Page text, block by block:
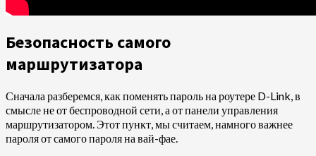
Безопасность самого
маршрутизатора
Сначала разберемся, как поменять пароль на роутере D-Link, в
смысле не от беспроводной сети, а от панели управления
маршрутизатором. Этот пункт, мы считаем, намного важнее
пароля от самого пароля на вай-фае.